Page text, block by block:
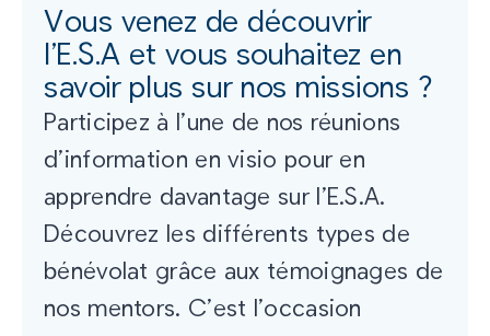
Vous venez de découvrir
l’E.S.A et vous souhaitez en
savoir plus sur nos missions ?
Participez à l’une de nos réunions
d’information en visio pour en
apprendre davantage sur l’E.S.A.
Découvrez les différents types de
bénévolat grâce aux témoignages de
nos mentors. C’est l’occasion